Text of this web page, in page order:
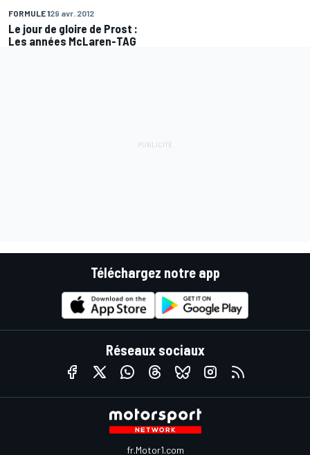
FORMULE 129 avr. 2012
Le jour de gloire de Prost :
Les années McLaren-TAG
Téléchargez notre app
Réseaux sociaux
fr.Motor1.com